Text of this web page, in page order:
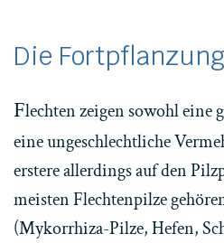
Die
Flechten zeigen sowohl eine
eine ungeschlechtliche
erstere allerdings auf den
meisten Flechtenpilze
(Mykorrhiza-Pilze, Hefen,